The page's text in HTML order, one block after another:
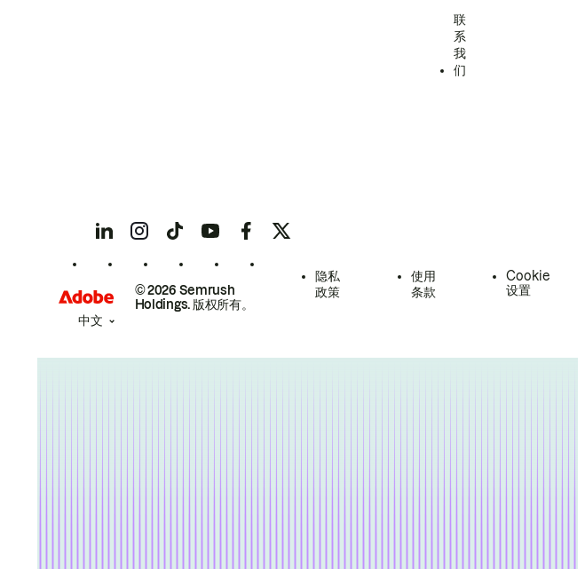
联
系
我
们
© 2026 Semrush
Holdings. 版权所有。
隐私
政策
使用
条款
Cookie
设置
中文